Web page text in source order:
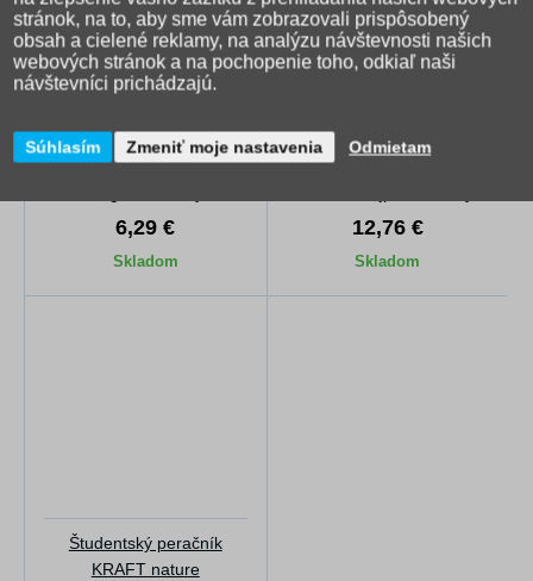
Desiatový box Maped
6,29 €
Skladom
Školský peračník Oxybag
12,76 €
Skladom
Študentský peračník
KRAFT nature
stránok, na to, aby sme vám zobrazovali prispôsobený
obsah a cielené reklamy, na analýzu návštevnosti našich
webových stránok a na pochopenie toho, odkiaľ naši
návštevníci prichádzajú.
Súhlasím Zmeniť moje nastavenia Odmietam